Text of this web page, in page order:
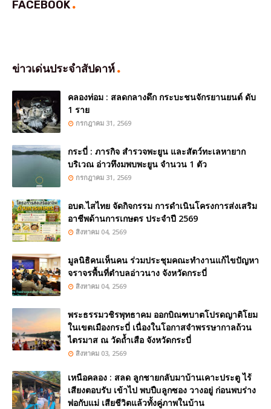
FACEBOOK
ข่าวเด่นประจำสัปดาห์
คลองท่อม : สลดกลางดึก กระบะชนจักรยานยนต์ ดับ
1 ราย
กรกฎาคม 31, 2569
กระบี่ : ภารกิจ สำรวจพะยูน และสัตว์ทะเลหายาก
บริเวณ อ่าวทึงมพบพะยูน จำนวน 1 ตัว
กรกฎาคม 31, 2569
อบต.ไสไทย จัดกิจกรรม การดำเนินโครงการส่งเสริม
อาชีพด้านการเกษตร ประจำปี 2569
สิงหาคม 04, 2569
มูลนิธิคนเห็นคน ร่วมประชุมคณะทำงานแก้ไขปัญหา
จราจรพื้นที่ตำบลอ่าวนาง จังหวัดกระบี่
สิงหาคม 04, 2569
พระธรรมวชิรพุทธาคม ออกบิณฑบาตโปรดญาติโยม
ในเขตเมืองกระบี่ เนื่องในโอกาสจำพรรษากาลถ้วน
ไตรมาส ณ วัดถ้ำเสือ จังหวัดกระบี่
สิงหาคม 03, 2569
เหนือคลอง : สลด ลูกชายกลับมาบ้านเคาะประตู ไร้
เสียงตอบรับ เข้าไป พบปืuลูกซอง วางอยู่ ก่อนพบร่าง
พ่อกับแม่ เสียชีวิตแล้วทั้งคู่ภาพในบ้าน